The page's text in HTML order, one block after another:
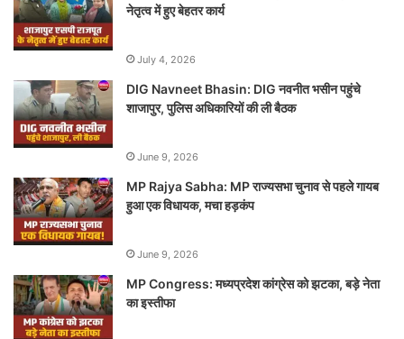
नेतृत्व में हुए बेहतर कार्य
July 4, 2026
DIG Navneet Bhasin: DIG नवनीत भसीन पहुंचे
शाजापुर, पुलिस अधिकारियों की ली बैठक
June 9, 2026
MP Rajya Sabha: MP राज्यसभा चुनाव से पहले गायब
हुआ एक विधायक, मचा हड़कंप
June 9, 2026
MP Congress: मध्यप्रदेश कांग्रेस को झटका, बड़े नेता
का इस्तीफा